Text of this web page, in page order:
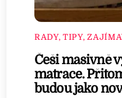
RADY, TIPY,
Češi masivně
matrace.
budou jako